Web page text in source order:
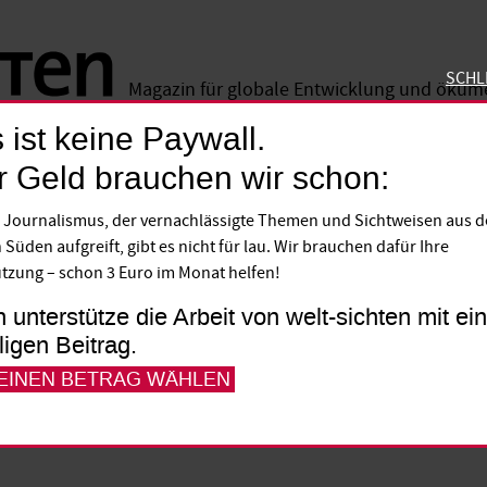
Magazin für globale Entwicklung und
Diakonischen Werkes der
des Evangelischen
soll das neue Evangelische Werk
aufnehmen. Ein großzügiger
Mitkommen in die Hauptstadt
ist keine Paywall.
Geld brauchen wir schon:
Journalismus, der vernachlässigte Themen und Sichtweisen aus
Süden aufgreift, gibt es nicht für lau. Wir brauchen dafür Ihre
– schon 3 Euro im Monat helfen!
unterstütze die Arbeit von welt-sichten mit
Beitrag.
BETRAG WÄHLEN